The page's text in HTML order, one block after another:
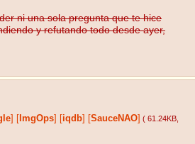
ni una sola pregunta que te hice
y refutando todo desde ayer,
] [ ImgOps] [iqdb] [SauceNAO] ( 61.24KB